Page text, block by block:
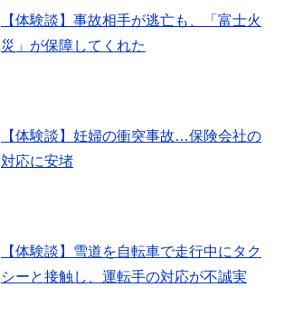
【体験談】事故相手が逃亡も、「富士火
災」が保障してくれた
【体験談】妊婦の衝突事故…保険会社の
対応に安堵
【体験談】雪道を自転車で走行中にタク
シーと接触し、運転手の対応が不誠実